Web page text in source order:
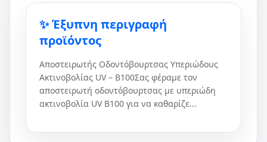
✨ Έξυπνη περιγραφή
προϊόντος
Αποστειρωτής Οδοντόβουρτσας Υπεριώδους
Ακτινοβολίας UV – B100Σας φέραμε τον
αποστειρωτή οδοντόβουρτσας με υπεριώδη
ακτινοβολία UV B100 για να καθαρίζε...